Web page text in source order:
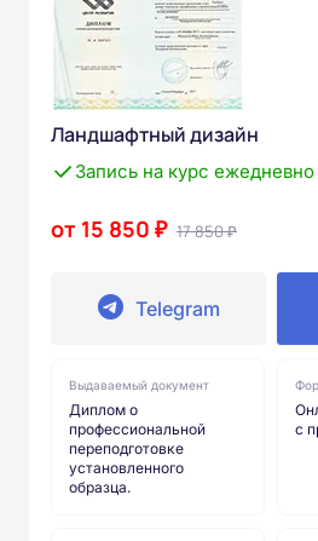
Ландшафтный дизайн
Запись на курс ежедневно
от 15 850 ₽ 17 850 ₽
Telegram
Выдаваемый документ
Диплом о
профессиональной
переподготовке
установленного
образца.
с